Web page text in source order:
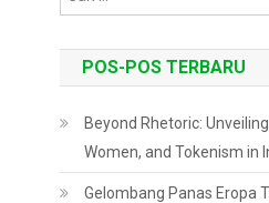
POS-POS TERBARU
Beyond Rhetoric:
Women, and Tokenism in
Gelombang Panas Eropa